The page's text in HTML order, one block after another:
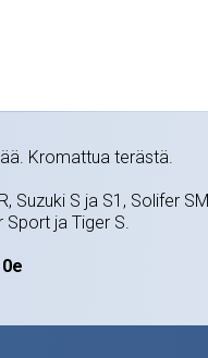
Kromattua terästä.
Suzuki S ja S1, Solifer SM
Sport ja Tiger S.